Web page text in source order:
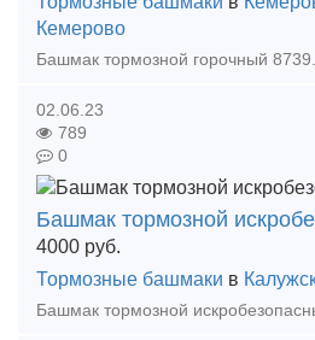
Кемерово
02.06.23
789
0
Башмак тормозной
4000 руб.
Тормозные башмаки в